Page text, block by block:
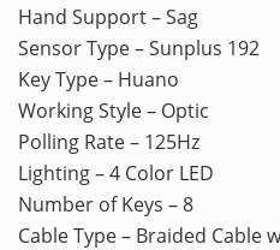
Hand Support – Sag
Sensor Type – Sunplus 192
Key Type – Huano
Working Style – Optic
Polling Rate – 125Hz
Lighting – 4 Color LED
Number of Keys – 8
Cable Type – Braided Cable